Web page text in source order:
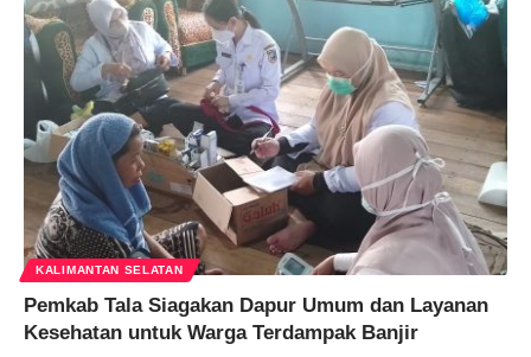
KALIMANTAN SELATAN
Pemkab Tala Siagakan Dapur Umum dan Layanan
Kesehatan untuk Warga Terdampak Banjir